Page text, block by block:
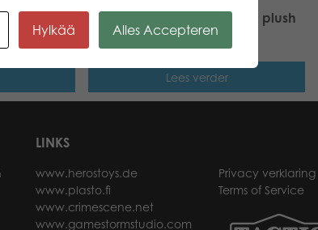
Lumo Stars Dog Wuff classic plush
Lees verder
LINKS
www.herostoys.de
www.plasto.fi
www.crimescene.net
www.gamestormstudio.com
Privacy verklaring
Terms of Service
Hylkää Alles Accepteren